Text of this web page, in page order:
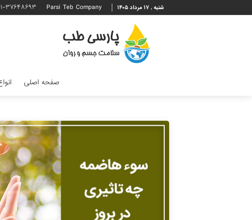
شنبه , ۱۷ مرداد ۱۴۰۵ Parsi Teb Company ۰۵۱-
صفحه اصلی